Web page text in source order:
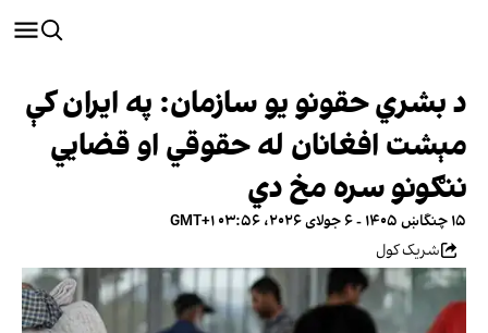
د بشري حقونو یو سازمان: په ایران کې
مېشت افغانان له حقوقي او قضايي
ننګونو سره مخ دي
۱۵ چنگاښ ۱۴۰۵ - ۶ جولای ۲۰۲۶، ۰۳:۵۶ GMT+۱
شریک کول